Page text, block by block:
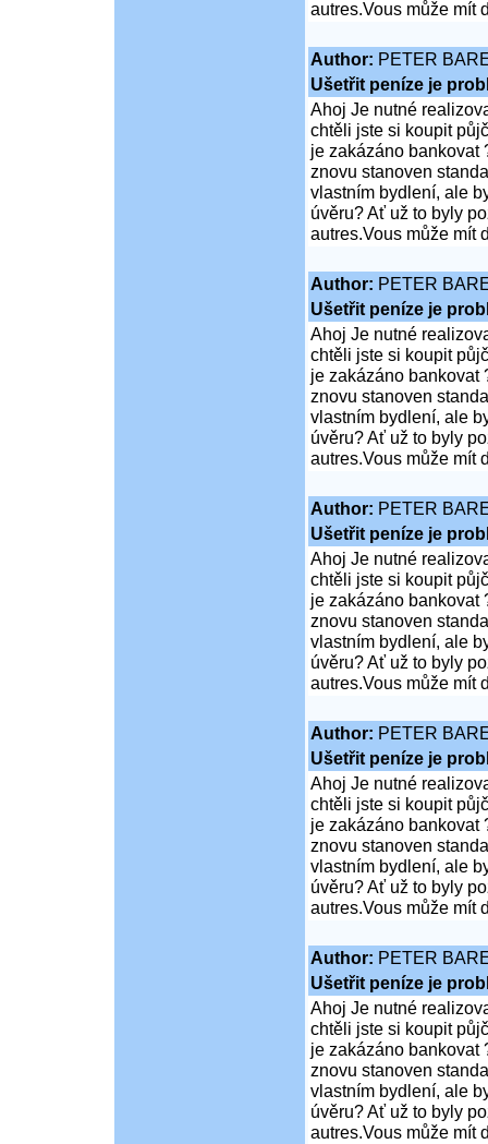
autres.Vous může mít
Author: PETER
Ušetřit peníze je
Ahoj Je nutné
chtěli jste si koupit
je zakázáno bankovat
znovu stanoven
vlastním bydlení, ale
úvěru? Ať už to byly
autres.Vous může mít
Author: PETER
Ušetřit peníze je
Ahoj Je nutné
chtěli jste si koupit
je zakázáno bankovat
znovu stanoven
vlastním bydlení, ale
úvěru? Ať už to byly
autres.Vous může mít
Author: PETER
Ušetřit peníze je
Ahoj Je nutné
chtěli jste si koupit
je zakázáno bankovat
znovu stanoven
vlastním bydlení, ale
úvěru? Ať už to byly
autres.Vous může mít
Author: PETER
Ušetřit peníze je
Ahoj Je nutné
chtěli jste si koupit
je zakázáno bankovat
znovu stanoven
vlastním bydlení, ale
úvěru? Ať už to byly
autres.Vous může mít
Author: PETER
Ušetřit peníze je
Ahoj Je nutné
chtěli jste si koupit
je zakázáno bankovat
znovu stanoven
vlastním bydlení, ale
úvěru? Ať už to byly
autres.Vous může mít